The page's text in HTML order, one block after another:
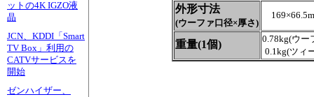
ットの4K IGZO液
晶
JCN、KDDI「Smart
TV Box」利用の
CATVサービスを
開始
ゼンハイザー、
外形寸法
(ウーファ口径×厚さ)
重量(1個)
0.78kg(ウー
0.1kg(ツィ